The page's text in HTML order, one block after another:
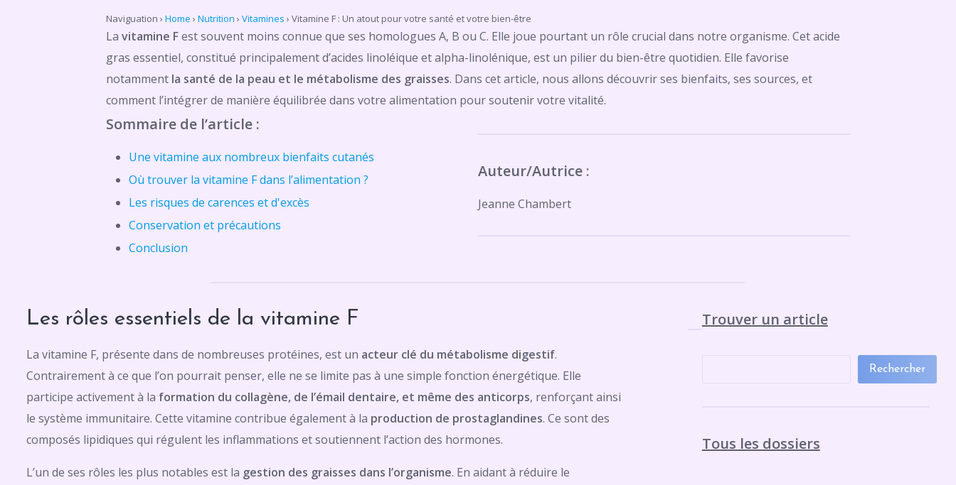
Naviguation › Home › Nutrition › Vitamines › Vitamine F : Un atout pour votre santé et votre bien-être
La vitamine Fest souvent moins connue que ses homologues A, B ou C. Elle joue pourtant un rôle crucial dans notre organisme. Cet acide
gras essentiel, constitué principalement d’acides linoléique et alpha-linolénique, est un pilier du bien-être quotidien. Elle favorise
notamment la santé de la peau et le métabolisme des graisses. Dans cet article, nous allons découvrir ses bienfaits, ses sources, et
comment l’intégrer de manière équilibrée dans votre alimentation pour soutenir votre vitalité.
Sommaire de l’article :
Une vitamine aux nombreux bienfaits cutanés
Où trouver la vitamine F dans l’alimentation ?
Les risques de carences et d'excès
Conservation et précautions
Conclusion
Auteur/Autrice :
Jeanne Chambert
Les rôles essentiels de la vitamine F
La vitamine F, présente dans de nombreuses protéines, est un acteur clé du métabolisme digestif.
Contrairement à ce que l’on pourrait penser, elle ne se limite pas à une simple fonction énergétique. Elle
participe activement à la formation du collagène, de l’émail dentaire, et même des anticorps, renforçant ainsi
le système immunitaire. Cette vitamine contribue également à la production de prostaglandines. Ce sont des
composés lipidiques qui régulent les inflammations et soutiennent l’action des hormones.
L’un de ses rôles les plus notables est la gestion des graisses dans l’organisme. En aidant à réduire le
Trouver un article
Rechercher
Tous les dossiers